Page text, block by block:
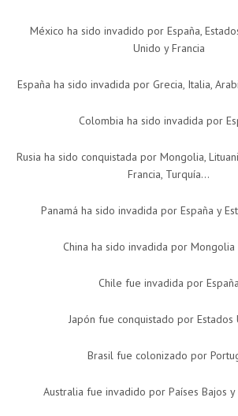
México ha sido invadido por España,
Unido y Francia
España ha sido invadida por Grecia, Italia,
Colombia ha sido invadida por
Rusia ha sido conquistada por Mongolia,
Francia, Turquía…
Panamá ha sido invadida por España y
China ha sido invadida por Mongolia
Chile fue invadida por España
Japón fue conquistado por Estados
Brasil fue colonizado por
Australia fue invadido por Países Bajos y